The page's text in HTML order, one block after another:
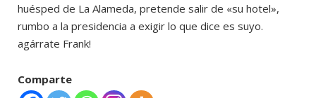
huésped de La Alameda, pretende salir de «su hotel»,
rumbo a la presidencia a exigir lo que dice es suyo.
agárrate Frank!
Comparte